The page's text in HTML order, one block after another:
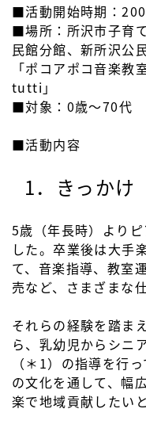
■活動開始時期：
■場所：所沢市子育
民館分館、新所沢公
「ポコアポコ音楽教
tutti」
■対象：0歳～70代
■活動内容
1．きっかけ
5歳（年長時）より
した。卒業後は大手
て、音楽指導、教室
売など、さまざまな
それらの経験を踏ま
ら、乳幼児からシニ
（＊1）の指導を行
の文化を通して、幅
楽で地域貢献したい